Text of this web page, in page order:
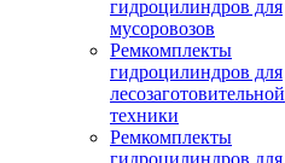
гидроцилиндров для
мусоровозов
Ремкомплекты
гидроцилиндров для
лесозаготовительной
техники
Ремкомплекты
гидроцилиндров для